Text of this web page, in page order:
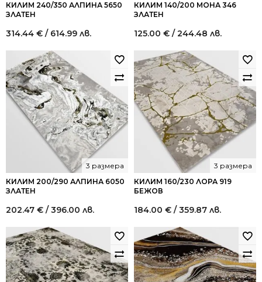
КИЛИМ 240/350 АЛПИНА 5650
ЗЛАТЕН
314.44 € / 614.99 лв.
КИЛИМ 140/200 МОНА 346
ЗЛАТЕН
125.00 € / 244.48 лв.
КИЛИМ 200/290 АЛПИНА 6050
ЗЛАТЕН
3 размера
202.47 € / 396.00 лв.
КИЛИМ 160/230 ЛОРА 919
БЕЖОВ
3 размера
184.00 € / 359.87 лв.